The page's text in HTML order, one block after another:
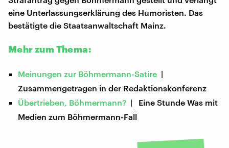
eine Unterlassungserklärung des Humoristen. Das
bestätigte die Staatsanwaltschaft Mainz.
Mehr zum Thema:
Meinungen zur Böhmermann-Satire |
Zusammengetragen in der Redaktionskonferenz
Übertrieben, Böhmermann? | Eine Stunde Was mit
Medien zum Böhmermann-Fall